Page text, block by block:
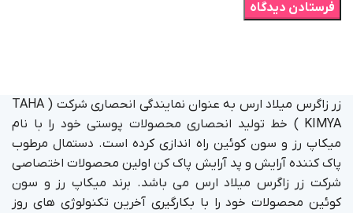
زر زاگرس میلاد ارس به عنوان نمایندگی انحصاری شرکت ( TAHA
KIMYA ) خط تولید انحصاری محصولات پوستی خود را با نام
میکاپ رز و سون کوئین راه اندازی کرده است. دستمال مرطوب
پاک کننده آرایش و پد آرایش پاک کن اولین محصولات اختصاصی
شرکت زر زاگرس میلاد ارس می باشد. برند میکاپ رز و سون
کوئین محصولات خود را با بکارگیری آخرین تکنولوژی های روز